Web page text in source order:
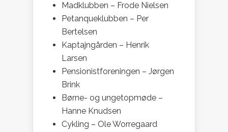
Madklubben – Frode Nielsen
Petanqueklubben – Per
Bertelsen
Kaptajngården – Henrik
Larsen
Pensionistforeningen – Jørgen
Brink
Børne- og ungetopmøde –
Hanne Knudsen
Cykling – Ole Worregaard